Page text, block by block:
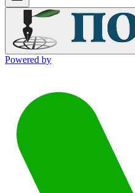
Powered by